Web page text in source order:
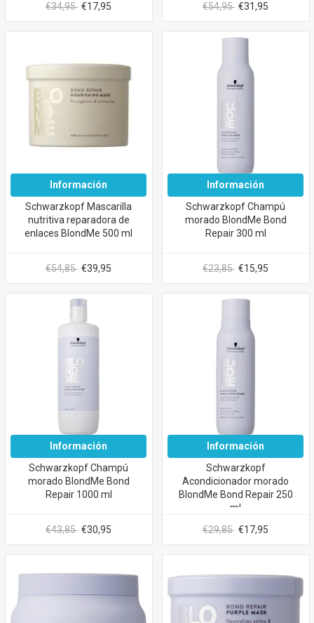
€34,95 €17,95
€54,95 €31,95
Información
Schwarzkopf Mascarilla
nutritiva reparadora de
enlaces BlondMe 500 ml
€54,85 €39,95
Información
Schwarzkopf Champú
morado BlondMe Bond
Repair 300 ml
€23,85 €15,95
Información
Schwarzkopf Champú
morado BlondMe Bond
Repair 1000 ml
€43,85 €30,95
Información
Schwarzkopf
Acondicionador morado
BlondMe Bond Repair 250
ml
€29,85 €17,95